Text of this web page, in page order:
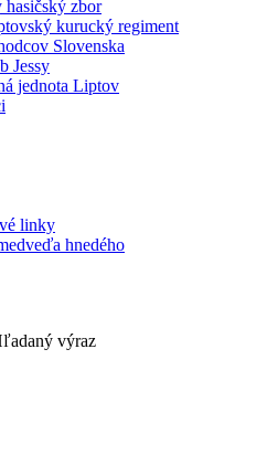
zbor
kurucký regiment
Slovenska
Jessy
jednota Liptov
linky
hnedého
výraz